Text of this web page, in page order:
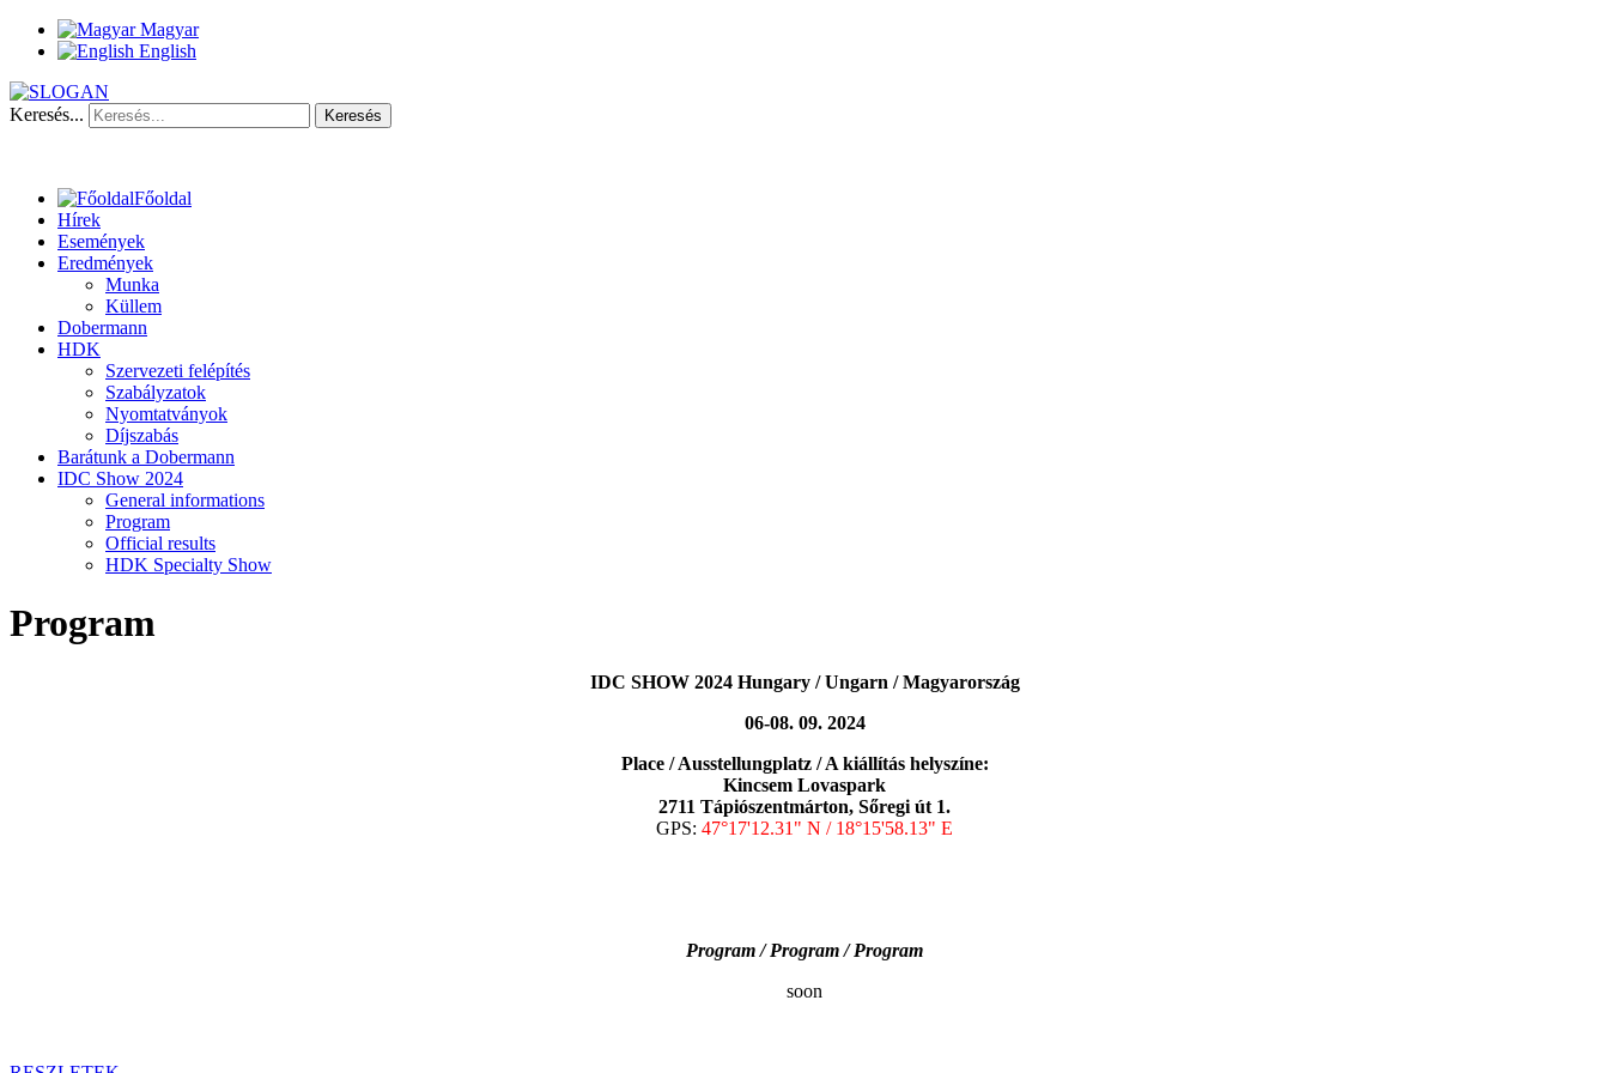
Magyar
English
Keresés... Keresés
Főoldal
Hírek
Események
Eredmények
Munka
Küllem
Dobermann
HDK
Szervezeti felépítés
Szabályzatok
Nyomtatványok
Díjszabás
Barátunk a Dobermann
IDC Show 2024
General informations
Program
Official results
HDK Specialty Show
Program
IDC SHOW 2024 Hungary / Ungarn / Magyarország
06-08. 09. 2024
Place / Ausstellungplatz / A kiállítás helyszíne:
Kincsem Lovaspark
2711 Tápiószentmárton, Sőregi út 1.
GPS: 47°17'12.31" N / 18°15'58.13" E
Program / Program / Program
soon